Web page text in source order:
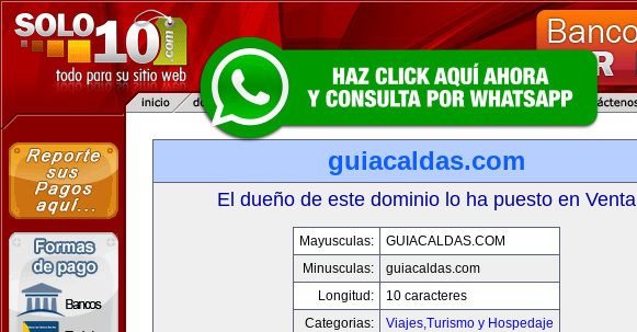
guiacaldas.com
El dueño de este dominio lo ha puesto en Venta
Mayusculas:
GUIACALDAS.COM
Minusculas:
guiacaldas.com
Longitud:
10 caracteres
Categorias:
Viajes,Turismo y Hospedaje